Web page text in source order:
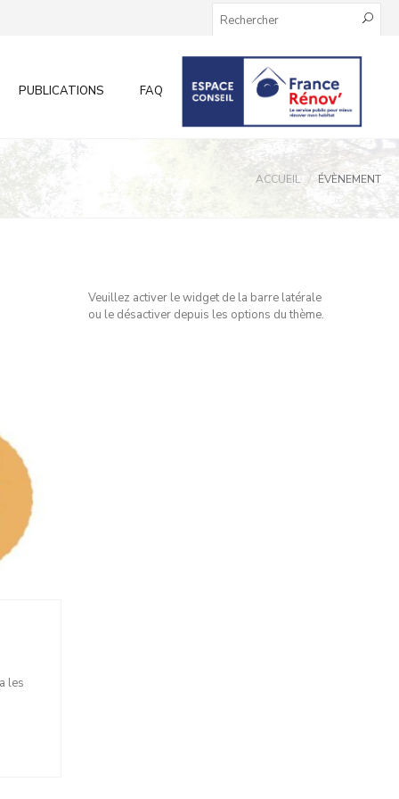
PUBLICATIONS FAQ INFOS AUX PARTICULIERS
ACCUEIL ÉVÈNEMENT
les
Veuillez activer le widget de la barre latérale
ou le désactiver depuis les options du thème.